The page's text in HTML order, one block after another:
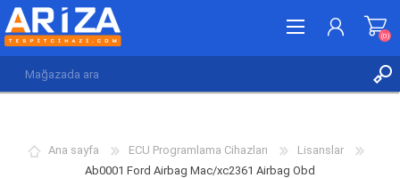
İSTEK LISTESI (0)
(0)
Ana sayfa ECU Programlama Cihazları
Lisanslar
Ab0001 Ford Airbag Mac/xc2361 Airbag Obd